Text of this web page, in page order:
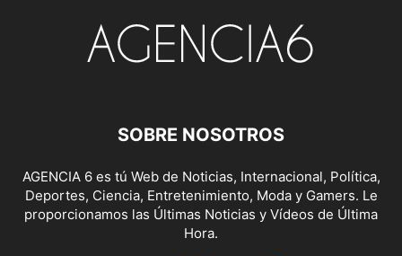
SOBRE NOSOTROS
AGENCIA 6 es tú Web de Noticias, Internacional, Política,
Deportes, Ciencia, Entretenimiento, Moda y Gamers. Le
proporcionamos las Últimas Noticias y Vídeos de Última
Hora.